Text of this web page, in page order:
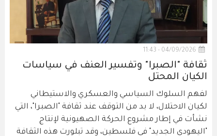
04/09/2026 - 11:43
ثقافة "الصبرا" وتفسير العنف في سياسات
الكيان المحتل
لفهم السلوك السياسي والعسكري والاستيطاني
لكيان الاحتلال، لا بد من التوقف عند ثقافة "الصبرا"، التي
نشأت في إطار مشروع الحركة الصهيونية لإنتاج
"اليهودي الجديد" في فلسطين، وقد تبلورت هذه الثقافة